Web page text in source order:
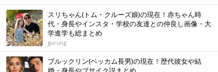
スリちゃん(トム・クルーズ娘)の現在！赤ちゃん時
代・身長やインスタ・学校の友達との仲良し画像・大
学進学も総まとめ
gurung
ブルックリン(ベッカム長男)の現在！歴代彼女や結